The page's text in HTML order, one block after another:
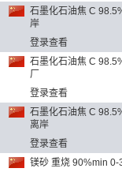
石墨化石油焦 C
岸
登录查看
石墨化石油焦 C
厂
登录查看
石墨化石油焦 C
离岸
登录查看
镁砂 重烧 90%min 0-